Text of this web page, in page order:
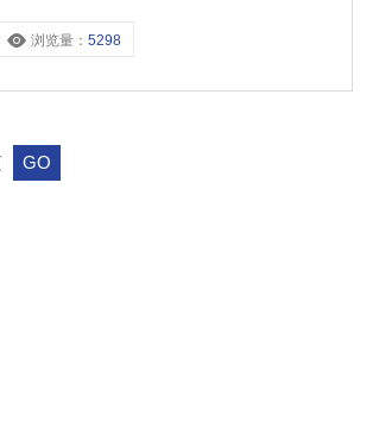
浏览量：5298